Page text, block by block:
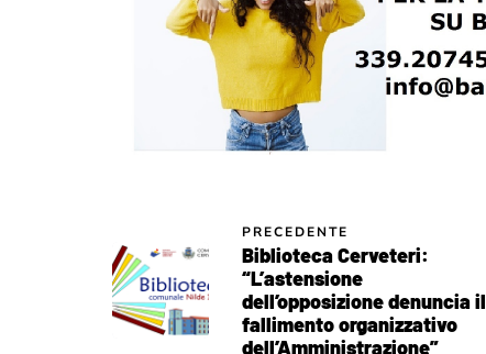
PRECEDENTE
Biblioteca Cerveteri:
“L’astensione
dell’opposizione denuncia il
fallimento organizzativo
dell’Amministrazione”